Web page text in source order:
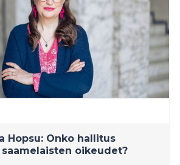
ja kenttälääkinnässä.
Hopsu: Onko hallitus
oikeudet?